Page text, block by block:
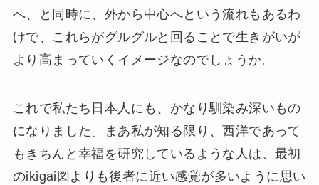
へ、と同時に、外から中心へという流れもあるわ
けで、これらがグルグルと回ることで生きがいが
より高まっていくイメージなのでしょうか。
これで私たち日本人にも、かなり馴染み深いもの
になりました。まあ私が知る限り、西洋であって
もきちんと幸福を研究しているような人は、最初
のikigai図よりも後者に近い感覚が多いように思い